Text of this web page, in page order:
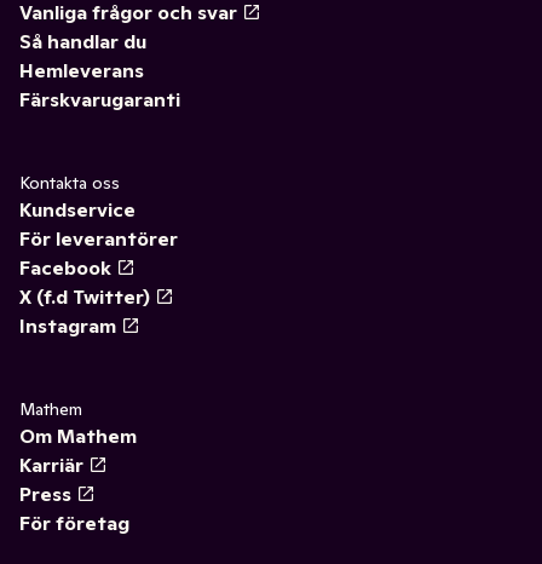
Vanliga frågor och svar
Så handlar du
Hemleverans
Färskvarugaranti
Kontakta oss
Kundservice
För leverantörer
Facebook
X (f.d Twitter)
Instagram
Mathem
Om Mathem
Karriär
Press
För företag